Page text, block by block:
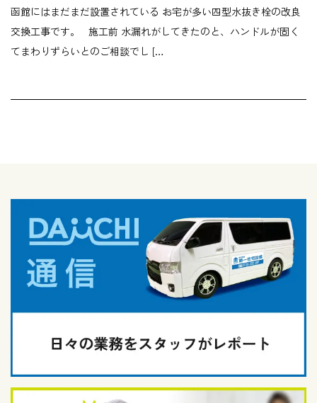
函館にはまだまだ設置されている お宅が多い四型水抜き栓の改良
交換工事です。 施工前 水漏れがしてきたのと、ハンドルが固く
てまわりずらいとのご相談でし […